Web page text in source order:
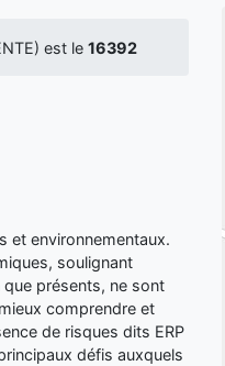
est le 16392
et environnementaux.
soulignant
présents, ne sont
comprendre et
de risques dits ERP
défis auxquels